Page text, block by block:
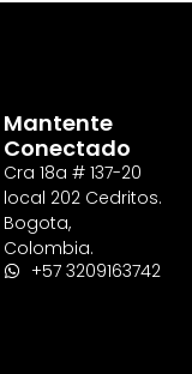
Mantente
Conectado
Cra 18a # 137-20
local 202 Cedritos.
Bogota,
Colombia.
+57 3209163742